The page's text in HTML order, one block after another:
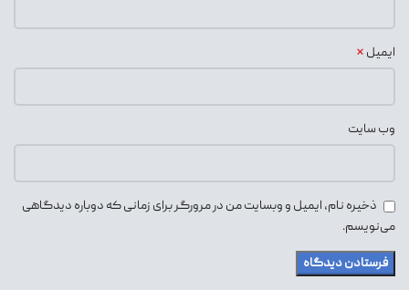
ایمیل *
وب‌ سایت
ذخیره نام، ایمیل و وبسایت من در مرورگر برای زمانی که دوباره دیدگاهی
می‌نویسم.